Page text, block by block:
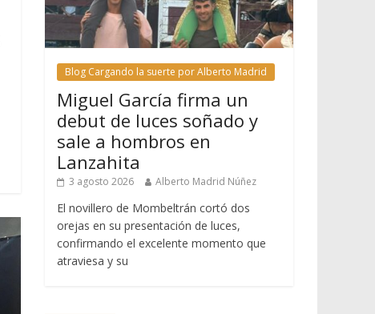
Blog Cargando la suerte por Alberto Madrid
Miguel García firma un
debut de luces soñado y
sale a hombros en
Lanzahita
3 agosto 2026 Alberto Madrid Núñez
El novillero de Mombeltrán cortó dos
orejas en su presentación de luces,
confirmando el excelente momento que
atraviesa y su